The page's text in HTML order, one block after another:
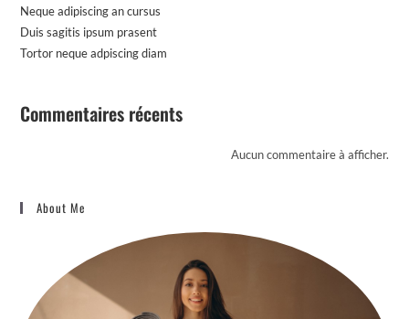
Neque adipiscing an cursus
Duis sagitis ipsum prasent
Tortor neque adpiscing diam
Commentaires récents
Aucun commentaire à afficher.
About Me